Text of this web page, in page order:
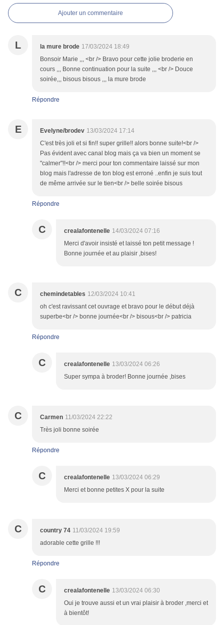
Ajouter un commentaire
L la mure brode 17/03/2024 18:49
Bonsoir Marie ,,, <br /> Bravo pour cette jolie broderie en
cours ,,, Bonne continuation pour la suite ,,, <br /> Douce
soirée,,, bisous bisous ,,, la mure brode
Répondre
E Evelyne/brodev 13/03/2024 17:14
C'est très joli et si fin!! super grille!! alors bonne suite!<br />
Pas évident avec canal blog mais ça va bien un moment se
"calmer"!!<br /> merci pour ton commentaire laissé sur mon
blog mais l'adresse de ton blog est erroné ..enfin je suis tout
de même arrivée sur le tien<br /> belle soirée bisous
Répondre
C crealafontenelle 14/03/2024 07:16
Merci d'avoir insisté et laissé ton petit message !
Bonne journée et au plaisir ,bises!
C chemindetables 12/03/2024 10:41
oh c'est ravissant cet ouvrage et bravo pour le début déjà
superbe<br /> bonne journée<br /> bisous<br /> patricia
Répondre
C crealafontenelle 13/03/2024 06:26
Super sympa à broder! Bonne journée ,bises
C Carmen 11/03/2024 22:22
Très joli bonne soirée
Répondre
C crealafontenelle 13/03/2024 06:29
Merci et bonne petites X pour la suite
C country 74 11/03/2024 19:59
adorable cette grille !!!
Répondre
C crealafontenelle 13/03/2024 06:30
Oui je trouve aussi et un vrai plaisir à broder ,merci et
à bientôt!